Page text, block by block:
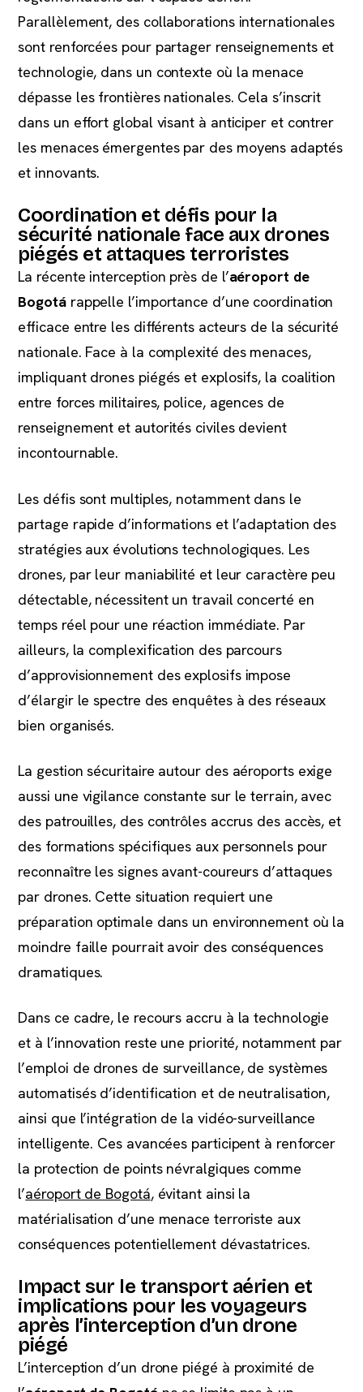
Parallèlement, des collaborations internationales
sont renforcées pour partager renseignements et
technologie, dans un contexte où la menace
dépasse les frontières nationales. Cela s’inscrit
dans un effort global visant à anticiper et contrer
les menaces émergentes par des moyens adaptés
et innovants.
Coordination et défis pour la
sécurité nationale face aux drones
piégés et attaques terroristes
La récente interception près de l’aéroport de
Bogotárappelle l’importance d’une coordination
efficace entre les différents acteurs de la sécurité
nationale. Face à la complexité des menaces,
impliquant drones piégés et explosifs, la coalition
entre forces militaires, police, agences de
renseignement et autorités civiles devient
incontournable.
Les défis sont multiples, notamment dans le
partage rapide d’informations et l’adaptation des
stratégies aux évolutions technologiques. Les
drones, par leur maniabilité et leur caractère peu
détectable, nécessitent un travail concerté en
temps réel pour une réaction immédiate. Par
ailleurs, la complexification des parcours
d’approvisionnement des explosifs impose
d’élargir le spectre des enquêtes à des réseaux
bien organisés.
La gestion sécuritaire autour des aéroports exige
aussi une vigilance constante sur le terrain, avec
des patrouilles, des contrôles accrus des accès, et
des formations spécifiques aux personnels pour
reconnaître les signes avant-coureurs d’attaques
par drones. Cette situation requiert une
préparation optimale dans un environnement où la
moindre faille pourrait avoir des conséquences
dramatiques.
Dans ce cadre, le recours accru à la technologie
et à l’innovation reste une priorité, notamment par
l’emploi de drones de surveillance, de systèmes
automatisés d’identification et de neutralisation,
ainsi que l’intégration de la vidéo-surveillance
intelligente. Ces avancées participent à renforcer
la protection de points névralgiques comme
l’aéroport de Bogotá, évitant ainsi la
matérialisation d’une menace terroriste aux
conséquences potentiellement dévastatrices.
Impact sur le transport aérien et
implications pour les voyageurs
après l’interception d’un drone
piégé
L’interception d’un drone piégé à proximité de